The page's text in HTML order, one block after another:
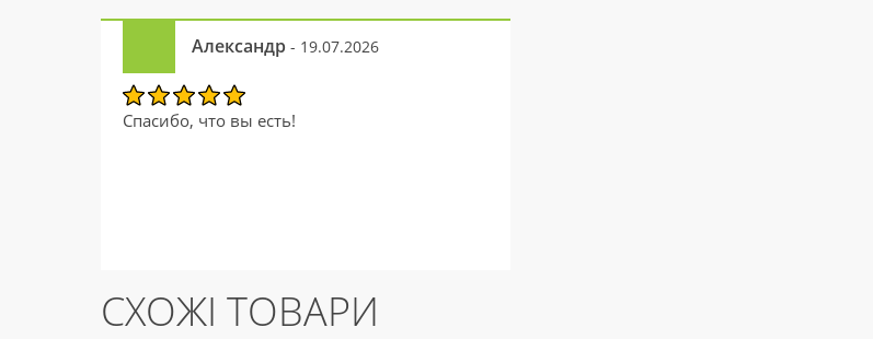
Александр - 19.07.2026
Спасибо, что вы есть!
СХОЖІ ТОВАРИ